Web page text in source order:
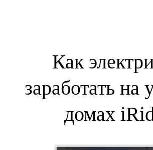
Как
заработать на
домах